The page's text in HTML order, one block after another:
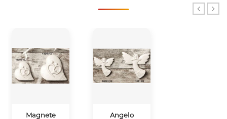
Magnete
Angelo